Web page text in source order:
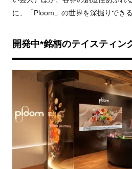
に、「Ploom」の世界を深掘りできる
開発中*銘柄のテイスティン